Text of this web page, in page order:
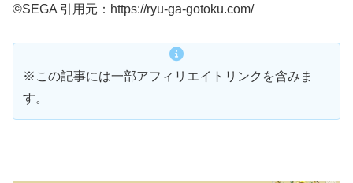
©SEGA 引用元：https://ryu-ga-gotoku.com/
※この記事には一部アフィリエイトリンクを含みま
す。